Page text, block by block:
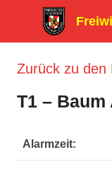
Zurück zu den
T1 – Baum
Alarmzeit: